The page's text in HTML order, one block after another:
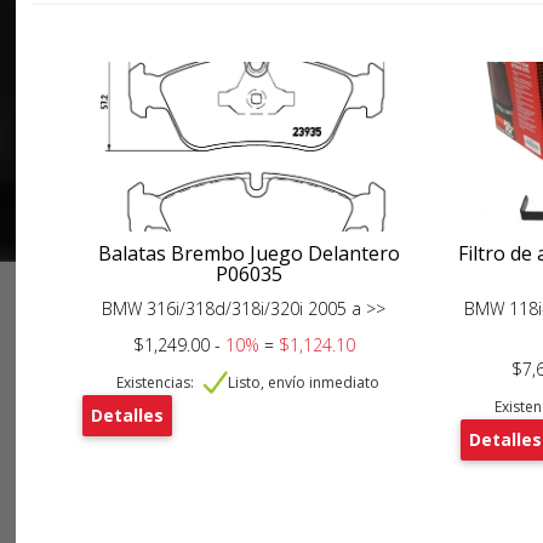
Balatas Brembo Juego Delantero
P06035
BMW 316i/318d/318i/320i 2005 a >>
$1,249.00 - 10% = $1,124.10
Existencias: Listo, envío inmediato
Detalles
Filtro de
BMW
Detalles